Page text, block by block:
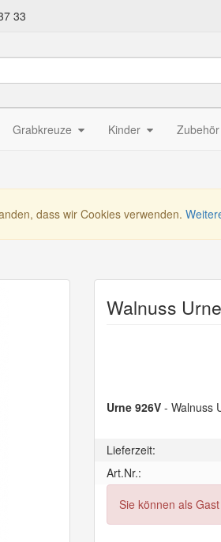
33
Grabkreuze Kinder Zubehör
dass wir Cookies verwenden.
Walnuss
Urne 926V - Walnuss
Lieferzeit:
Art.Nr.:
Sie können als